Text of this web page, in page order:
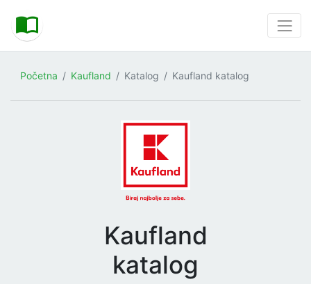
Početna Kaufland Katalog Kaufland katalog
Kaufland
katalog